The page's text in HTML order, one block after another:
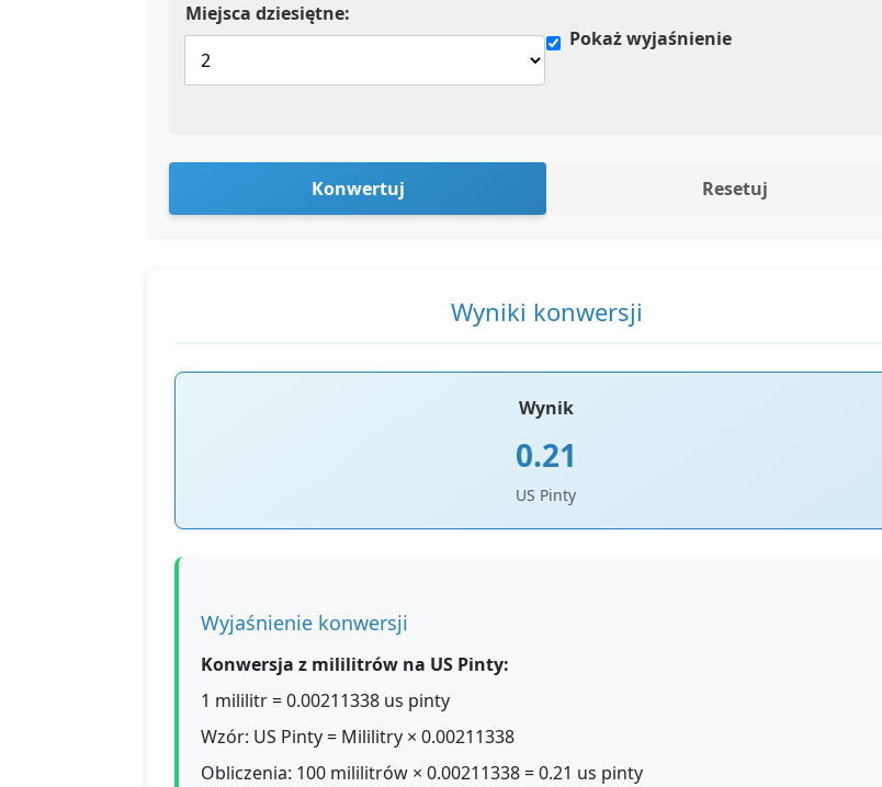
Miejsca dziesiętne:
Pokaż wyjaśnienie
Konwertuj Resetuj
Wyniki konwersji
Wynik
0.21
US Pinty
Wyjaśnienie konwersji
Konwersja z mililitrów na US Pinty:
1 mililitr = 0.00211338 us pinty
Wzór: US Pinty = Mililitry × 0.00211338
Obliczenia: 100 mililitrów × 0.00211338 = 0.21 us pinty